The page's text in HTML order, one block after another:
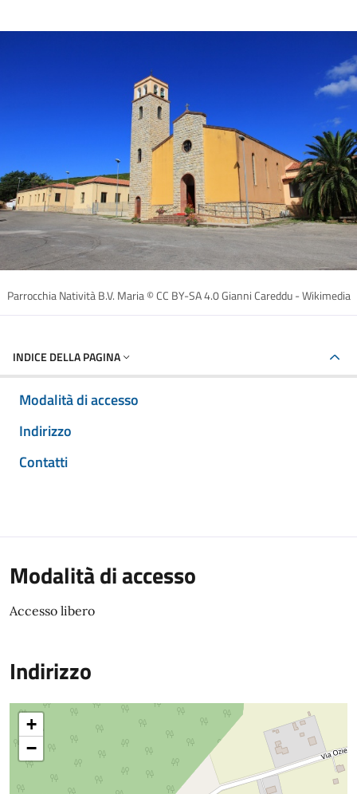
Parrocchia Natività B.V. Maria © CC BY-SA 4.0 Gianni Careddu - Wikimedia
INDICE DELLA PAGINA
Modalità di accesso
Indirizzo
Contatti
Modalità di accesso
Accesso libero
Indirizzo
+
−